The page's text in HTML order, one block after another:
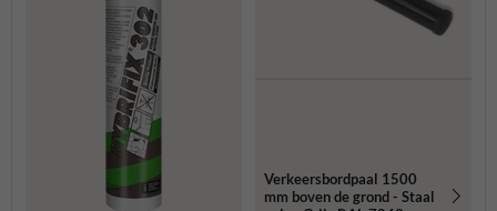
Verkeersbordpaal 1500
mm boven de grond - Staal